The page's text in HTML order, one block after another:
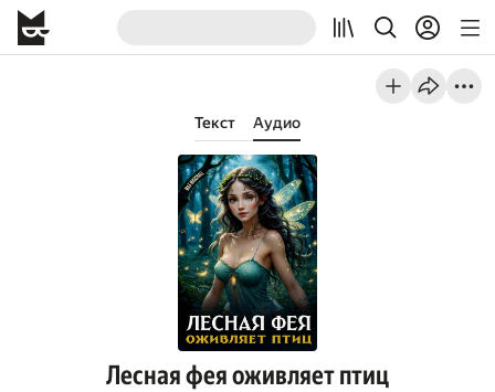
Текст Аудио
Лесная фея оживляет птиц